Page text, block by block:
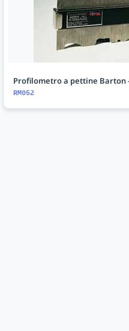
Profilometro a pettine Barton
RM052